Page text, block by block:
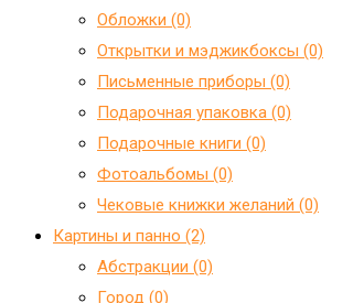
Обложки (0)
Открытки и мэджикбоксы (0)
Письменные приборы (0)
Подарочная упаковка (0)
Подарочные книги (0)
Фотоальбомы (0)
Чековые книжки желаний (0)
Картины и панно (2)
Абстракции (0)
Город (0)